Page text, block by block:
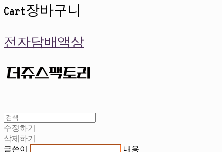
Cart장바구니
전자담배액상
수정하기
삭제하기
글쓴이
내용